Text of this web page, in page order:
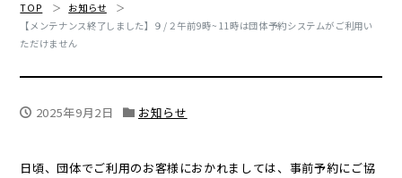
TOP
お知らせ
【メンテナンス終了しました】９/２午前9時~11時は団体予約システムがご利用い
ただけません
2025年9月2日 お知らせ
日頃、団体でご利用のお客様におかれましては、事前予約にご協